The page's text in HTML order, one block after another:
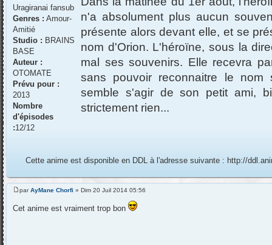
Uragiranai fansub
Genres : Amour-
Amitié
Studio : BRAINS
BASE
Auteur :
OTOMATE
Prévu pour :
2013
Nombre
d'épisodes
:12/12
n'a absolument plus aucun
présente alors devant elle, et se
nom d'Orion. L'héroïne, sous la
mal ses souvenirs. Elle recevra
sans pouvoir reconnaitre le
semble s'agir de son petit ami,
strictement rien...
Cette anime est disponible en DDL à l'adresse suivante : http://
parAyMane Chorfi » Dim 20 Juil 2014 05:56
Cet anime est vraiment trop bon